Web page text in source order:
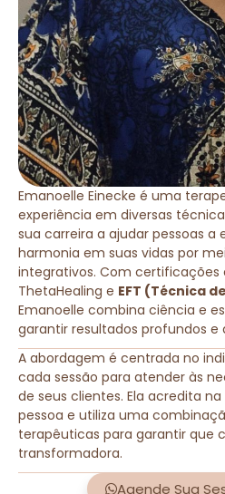
Emanoelle Einecke é uma
experiência em diversas
sua carreira a ajudar pessoas a
harmonia em suas vidas por
integrativos. Com certificações
ThetaHealing e EFT (Técnica
Emanoelle combina ciência e
garantir resultados profundos e
A abordagem é centrada no
cada sessão para atender às
de seus clientes. Ela acredita
pessoa e utiliza uma
terapêuticas para garantir que
transformadora.
Agende Sua